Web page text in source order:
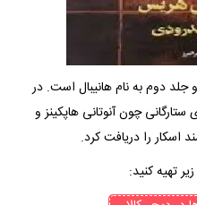
دوم به نام هانیبال است. در
ستارگانی چون آنوتانی هاپکینز و
اسکار را دریافت کرد.
تهیه کنید: